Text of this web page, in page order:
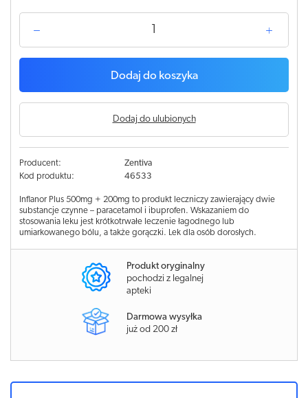
Dodaj do koszyka
Dodaj do ulubionych
Producent:
Zentiva
Kod produktu:
46533
Inflanor Plus 500mg + 200mg to produkt leczniczy zawierający dwie
substancje czynne – paracetamol i ibuprofen. Wskazaniem do
stosowania leku jest krótkotrwałe leczenie łagodnego lub
umiarkowanego bólu, a także gorączki. Lek dla osób dorosłych.
Produkt oryginalny
pochodzi z legalnej
apteki
Darmowa wysyłka
już od 200 zł